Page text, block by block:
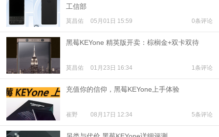
工信部
莫昌佑 05月01日 15:59 0条评论
黑莓KEYone 精英版开卖：棕榈金+双卡双待
莫昌佑 01月23日 16:34 1条评论
充值你的信仰，黑莓KEYone上手体验
崔野 08月17日 12:34 5条评论